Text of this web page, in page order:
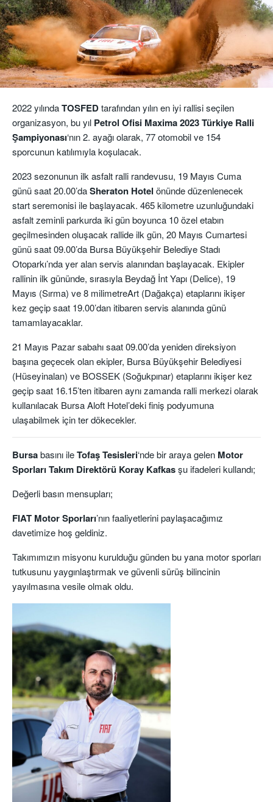
2022 yılındaTOSFEDtarafından yılın en iyi rallisi seçilen
organizasyon, bu yıl Petrol Ofisi Maxima 2023 Türkiye Ralli
Şampiyonası‘nın 2. ayağı olarak, 77 otomobil ve 154
sporcunun katılımıyla koşulacak.
2023 sezonunun ilk asfalt ralli randevusu, 19 Mayıs Cuma
günü saat 20.00’daSheraton Hotel önünde düzenlenecek
start seremonisi ile başlayacak. 465 kilometre uzunluğundaki
asfalt zeminli parkurda iki gün boyunca 10 özel etabın
geçilmesinden oluşacak rallide ilk gün, 20 Mayıs Cumartesi
günü saat 09.00’da Bursa Büyükşehir Belediye Stadı
Otoparkı’nda yer alan servis alanından başlayacak. Ekipler
rallinin ilk gününde, sırasıyla Beydağ İnt Yapı (Delice), 19
Mayıs (Sırma) ve 8 milimetreArt (Dağakça) etaplarını ikişer
kez geçip saat 19.00’dan itibaren servis alanında günü
tamamlayacaklar.
21 Mayıs Pazar sabahı saat 09.00’da yeniden direksiyon
başına geçecek olan ekipler, Bursa Büyükşehir Belediyesi
(Hüseyinalan) ve BOSSEK (Soğukpınar) etaplarını ikişer kez
geçip saat 16.15’ten itibaren aynı zamanda ralli merkezi olarak
kullanılacak Bursa Aloft Hotel’deki finiş podyumuna
ulaşabilmek için ter dökecekler.
Bursabasını ileTofaş Tesisleri‘nde bir araya gelen Motor
Sporları Takım Direktörü Koray Kafkasşu ifadeleri kullandı;
Değerli basın mensupları;
FIAT Motor Sporları’nın faaliyetlerini paylaşacağımız
davetimize hoş geldiniz.
Takımımızın misyonu kurulduğu günden bu yana motor sporları
tutkusunu yaygınlaştırmak ve güvenli sürüş bilincinin
yayılmasına vesile olmak oldu.